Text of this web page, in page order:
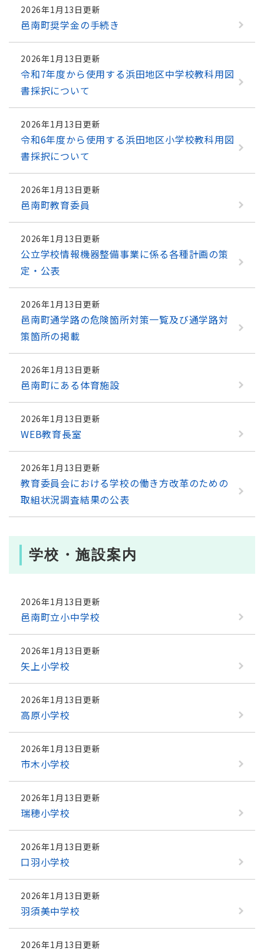
2026年1月13日更新
邑南町奨学金の手続き
2026年1月13日更新
令和7年度から使用する浜田地区中学校教科用図
書採択について
2026年1月13日更新
令和6年度から使用する浜田地区小学校教科用図
書採択について
2026年1月13日更新
邑南町教育委員
2026年1月13日更新
公立学校情報機器整備事業に係る各種計画の策
定・公表
2026年1月13日更新
邑南町通学路の危険箇所対策一覧及び通学路対
策箇所の掲載
2026年1月13日更新
邑南町にある体育施設
2026年1月13日更新
WEB教育長室
2026年1月13日更新
教育委員会における学校の働き方改革のための
取組状況調査結果の公表
学校・施設案内
2026年1月13日更新
邑南町立小中学校
2026年1月13日更新
矢上小学校
2026年1月13日更新
高原小学校
2026年1月13日更新
市木小学校
2026年1月13日更新
瑞穂小学校
2026年1月13日更新
口羽小学校
2026年1月13日更新
羽須美中学校
2026年1月13日更新